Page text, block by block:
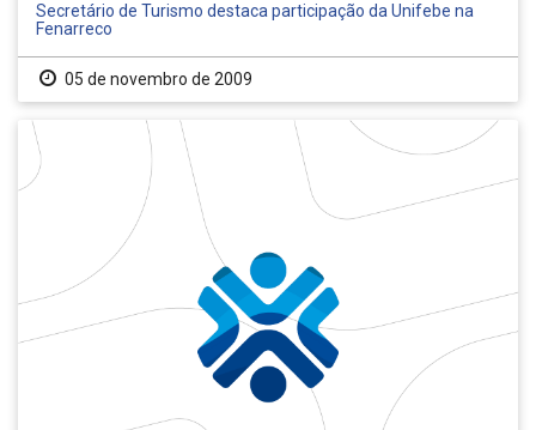
Secretário de Turismo destaca participação da Unifebe na
Fenarreco
05 de novembro de 2009